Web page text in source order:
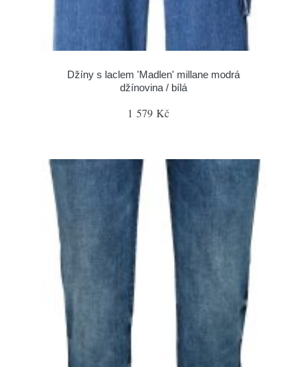
Džíny s laclem 'Madlen' millane modrá
džínovina / bílá
1 579 Kč